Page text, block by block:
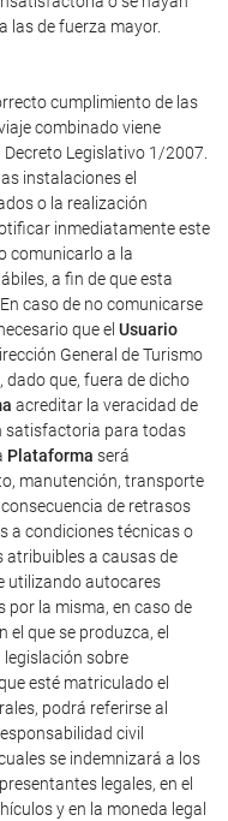
las de fuerza mayor.
cumplimiento de las
combinado viene
Legislativo 1/2007.
instalaciones el
o la realización
inmediatamente este
comunicarlo a la
a fin de que esta
caso de no comunicarse
que el Usuario
General de Turismo
que, fuera de dicho
acreditar la veracidad de
satisfactoria para todas
Plataforma será
manutención, transporte
de retrasos
a condiciones técnicas o
atribuibles a causas de
utilizando autocares
por la misma, en caso de
el que se produzca, el
legislación sobre
esté matriculado el
podrá referirse al
civil
se indemnizará a los
legales, en el
y en la moneda legal